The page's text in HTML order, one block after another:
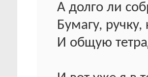
А долго ли
Бумагу,
И общую